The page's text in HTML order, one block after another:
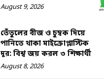
August 9, 2026
তেঁতুলের বীজ ও চুম্বক দিয়ে
পানিতে থাকা মাইক্রোপ্লাস্টিক
দূর: বিশ্ব জয় করল ৩ শিক্ষার্থী
August 8, 2026